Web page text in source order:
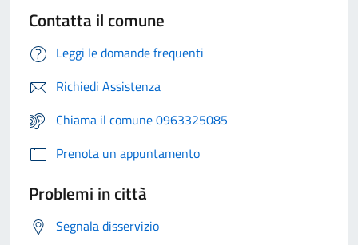
Contatta il comune
Leggi le domande frequenti
Richiedi Assistenza
Chiama il comune 0963325085
Prenota un appuntamento
Problemi in città
Segnala disservizio